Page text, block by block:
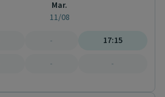
Mar.
11/08
-
-
17:15
-